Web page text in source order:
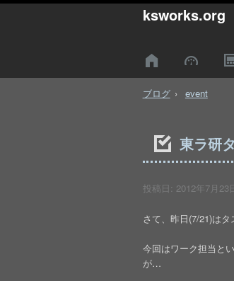
ksworks.org
ブログ event
東ラ研
投稿日: 2012年7月23
さて、昨日(7/21)はタ
今回はワーク担当と
が…